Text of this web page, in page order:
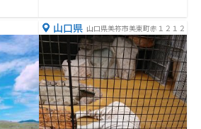
山口県 山口県美祢市美東町赤１２１２